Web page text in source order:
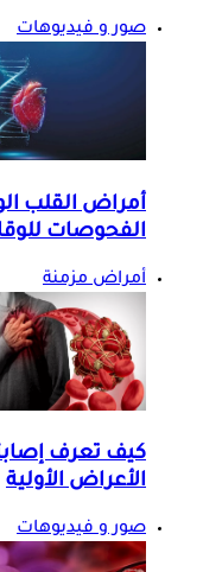
صور و فيديوهات
أمراض القلب
الفحوصات
أمراض مزمنة
كيف تعرف
الأعراض الأولية
صور و فيديوهات